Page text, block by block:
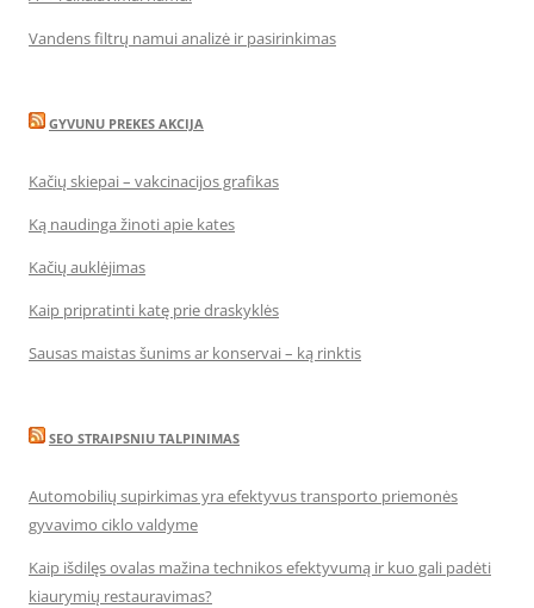
Vandens filtrų namui analizė ir pasirinkimas
GYVUNU PREKES AKCIJA
Kačių skiepai – vakcinacijos grafikas
Ką naudinga žinoti apie kates
Kačių auklėjimas
Kaip pripratinti katę prie draskyklės
Sausas maistas šunims ar konservai – ką rinktis
SEO STRAIPSNIU TALPINIMAS
Automobilių supirkimas yra efektyvus transporto priemonės
gyvavimo ciklo valdyme
Kaip išdilęs ovalas mažina technikos efektyvumą ir kuo gali padėti
kiaurymių restauravimas?